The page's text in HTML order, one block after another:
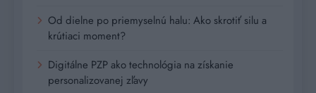
Od dielne po priemyselnú halu: Ako skrotiť silu a
krútiaci moment?
Digitálne PZP ako technológia na získanie
personalizovanej zľavy